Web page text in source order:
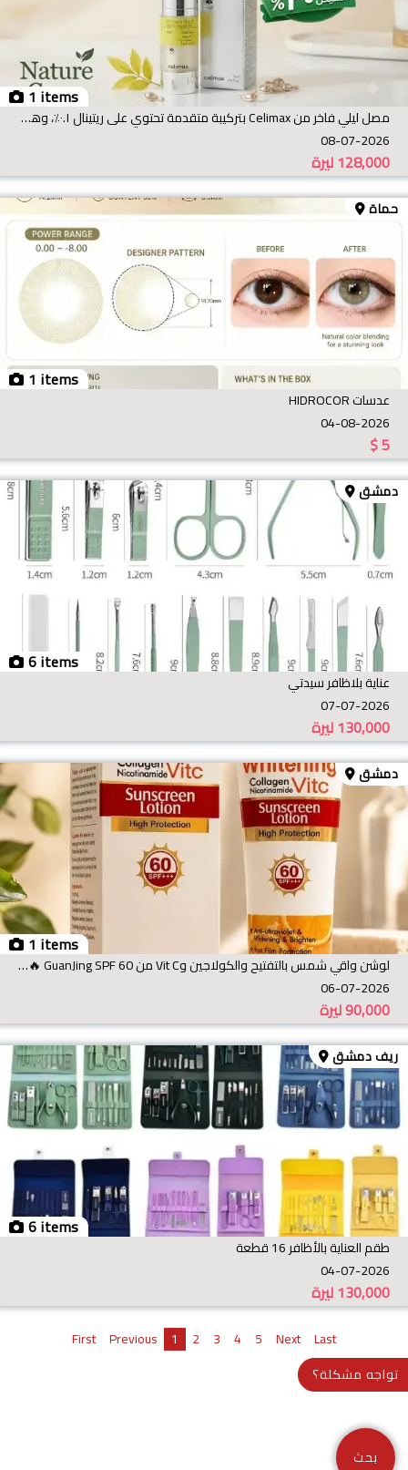
1 items
مصل ليلي فاخر من Celimax بتركيبة متقدمة تحتوي على ريتينال ٠.١٪، وهو الشكل النشط من فيتامين A، الأقوى
08-07-2026
ليرة128,000
1 items
حماة
عدسات HIDROCOR
04-08-2026
$5
6 items
دمشق
عناية بلاظافر سيدتي
07-07-2026
ليرة130,000
1 items
دمشق
لوشن واقي شمس بالتفتيح والكولاجين وVit C من GuanJing SPF 60 🔥😍😍
06-07-2026
ليرة90,000
6 items
ريف دمشق
طقم العناية بالأظافر 16 قطعة
04-07-2026
ليرة130,000
First Previous 1 2 3 4 5 Next Last
بحث
تواجه مشكلة؟